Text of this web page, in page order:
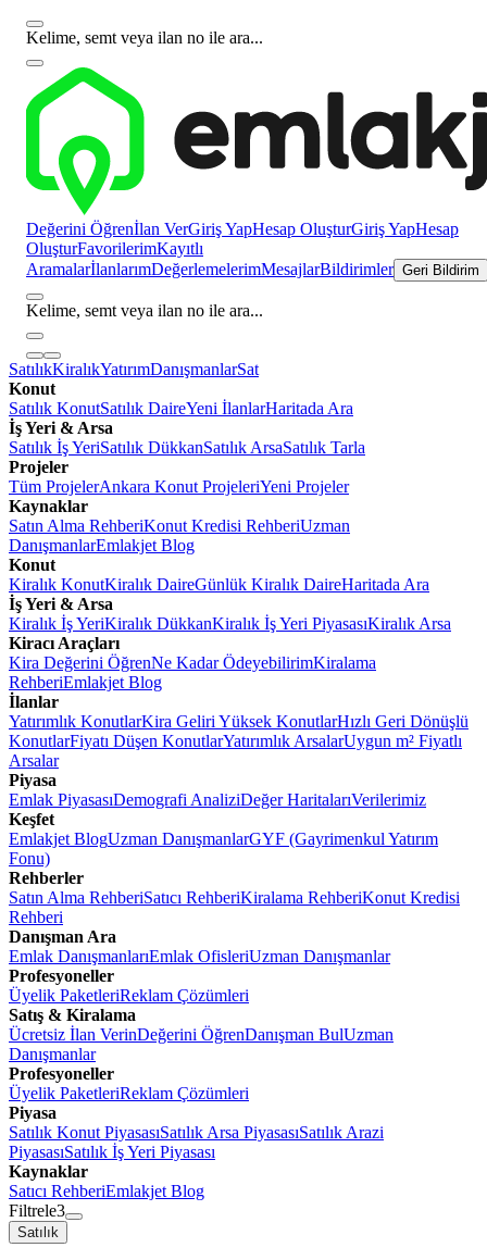
Kelime, semt veya ilan no ile ara...
Değerini Öğrenİlan VerGiriş YapHesap OluşturGiriş YapHesap
OluşturFavorilerimKayıtlı
AramalarİlanlarımDeğerlemelerimMesajlarBildirimler Geri Bildirim
Kelime, semt veya ilan no ile ara...
SatılıkKiralıkYatırımDanışmanlarSat
Konut
Satılık KonutSatılık DaireYeni İlanlarHaritada Ara
İş Yeri & Arsa
Satılık İş YeriSatılık DükkanSatılık ArsaSatılık Tarla
Projeler
Tüm ProjelerAnkara Konut ProjeleriYeni Projeler
Kaynaklar
Satın Alma RehberiKonut Kredisi RehberiUzman
DanışmanlarEmlakjet Blog
Konut
Kiralık KonutKiralık DaireGünlük Kiralık DaireHaritada Ara
İş Yeri & Arsa
Kiralık İş YeriKiralık DükkanKiralık İş Yeri PiyasasıKiralık Arsa
Kiracı Araçları
Kira Değerini ÖğrenNe Kadar ÖdeyebilirimKiralama
RehberiEmlakjet Blog
İlanlar
Yatırımlık KonutlarKira Geliri Yüksek KonutlarHızlı Geri Dönüşlü
KonutlarFiyatı Düşen KonutlarYatırımlık ArsalarUygun m² Fiyatlı
Arsalar
Piyasa
Emlak PiyasasıDemografi AnaliziDeğer HaritalarıVerilerimiz
Keşfet
Emlakjet BlogUzman DanışmanlarGYF (Gayrimenkul Yatırım
Fonu)
Rehberler
Satın Alma RehberiSatıcı RehberiKiralama RehberiKonut Kredisi
Rehberi
Danışman Ara
Emlak DanışmanlarıEmlak OfisleriUzman Danışmanlar
Profesyoneller
Üyelik PaketleriReklam Çözümleri
Satış & Kiralama
Ücretsiz İlan VerinDeğerini ÖğrenDanışman BulUzman
Danışmanlar
Profesyoneller
Üyelik PaketleriReklam Çözümleri
Piyasa
Satılık Konut PiyasasıSatılık Arsa PiyasasıSatılık Arazi
PiyasasıSatılık İş Yeri Piyasası
Kaynaklar
Satıcı RehberiEmlakjet Blog
Filtrele3
Satılık